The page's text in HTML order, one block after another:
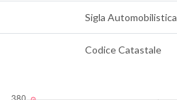
Sigla Automobilistica
Codice Catastale